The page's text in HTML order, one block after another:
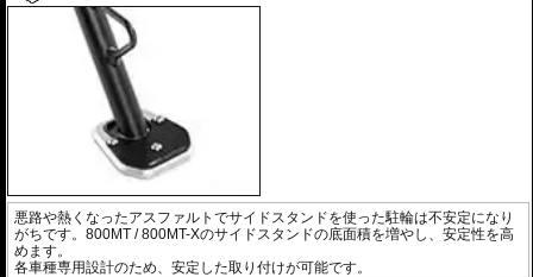
悪路や熱くなったアスファルトでサイドスタンドを使った駐輪は不安定になり
がちです。800MT / 800MT-Xのサイドスタンドの底面積を増やし、安定性を高
めます。
各車種専用設計のため、安定した取り付けが可能です。